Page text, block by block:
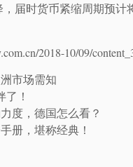
届时货币紧缩周期预计
2018-10/09/
市场需知
了！
度，德国怎么看？
册，堪称经典！